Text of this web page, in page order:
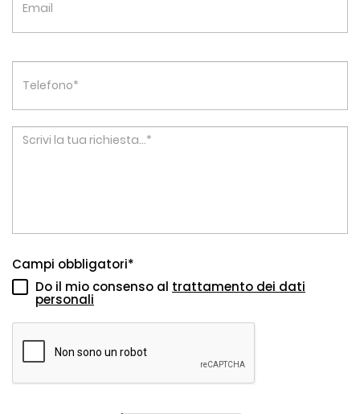
Campi obbligatori*
Do il mio consenso al trattamento dei dati
personali